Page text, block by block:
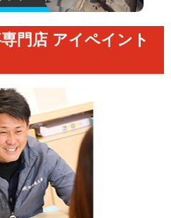
門店 アイペイント